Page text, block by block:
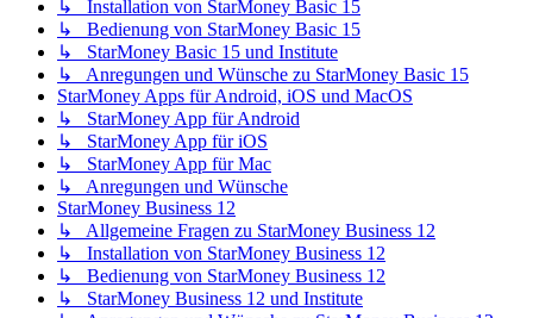
↳ Installation von StarMoney Basic 15
↳ Bedienung von StarMoney Basic 15
↳ StarMoney Basic 15 und Institute
↳ Anregungen und Wünsche zu StarMoney Basic 15
StarMoney Apps für Android, iOS und MacOS
↳ StarMoney App für Android
↳ StarMoney App für iOS
↳ StarMoney App für Mac
↳ Anregungen und Wünsche
StarMoney Business 12
↳ Allgemeine Fragen zu StarMoney Business 12
↳ Installation von StarMoney Business 12
↳ Bedienung von StarMoney Business 12
↳ StarMoney Business 12 und Institute